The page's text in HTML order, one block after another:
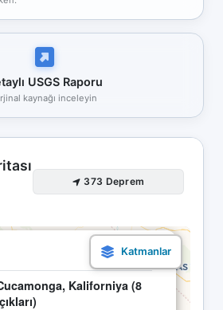
USGS Raporu
kaynağı inceleyin
373 Deprem
19.05 10:42
Kaliforniya (8
×